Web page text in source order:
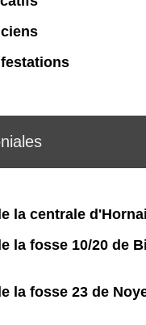
la centrale
la fosse 10/20 de
la fosse 23 de